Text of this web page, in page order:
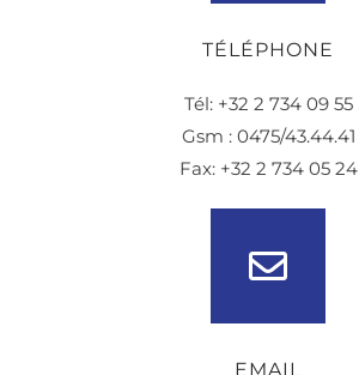
TÉLÉPHONE
Tél: +32 2 734 09 55
Gsm : 0475/43.44.41
Fax: +32 2 734 05 24
EMAIL